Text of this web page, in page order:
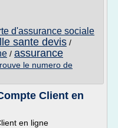
d'assurance sociale
sante devis /
/ assurance
le numero de
Client en
en ligne